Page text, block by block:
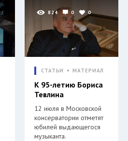
824 0 0
СТАТЬИ МАТЕРИАЛ
К 95-летию Бориса
Тевлина
12 июля в Московской
консерватории отметят
юбилей выдающегося
музыканта.